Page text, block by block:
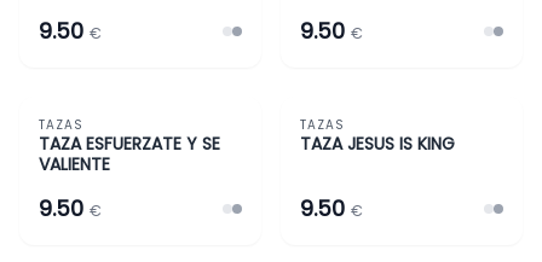
9.50 € 9.50 €
TAZAS Y MÁS
TAZAS
TAZA ESFUERZATE Y SE
VALIENTE
9.50 €
TAZAS Y MÁS
TAZAS
TAZA JESUS IS KING
9.50 €